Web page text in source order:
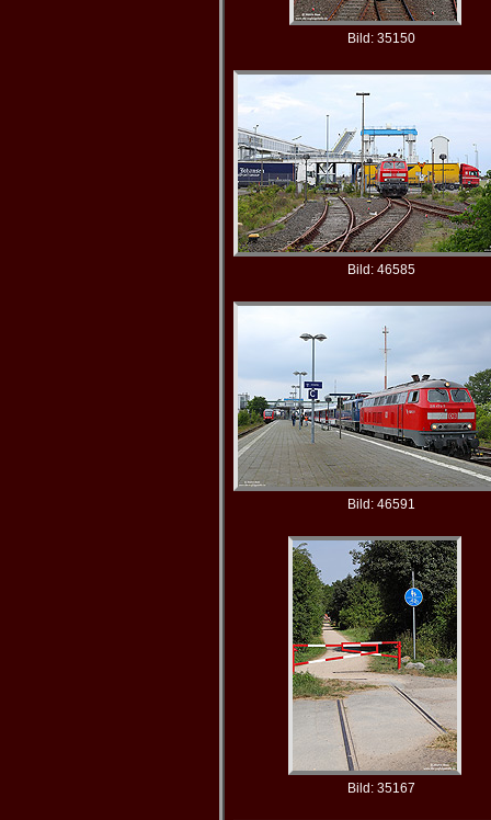
Bild: 35150
Bild: 46585
Bild: 46591
Bild: 35167